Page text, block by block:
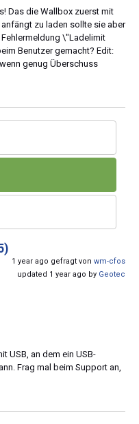
Das die Wallbox zuerst mit
zu laden sollte sie aber
\"Ladelimit
Benutzer gemacht? Edit:
genug Überschuss
1 year ago gefragt von wm-cfos
updated 1 year ago by Geotec
USB, an dem ein USB-
Frag mal beim Support an,